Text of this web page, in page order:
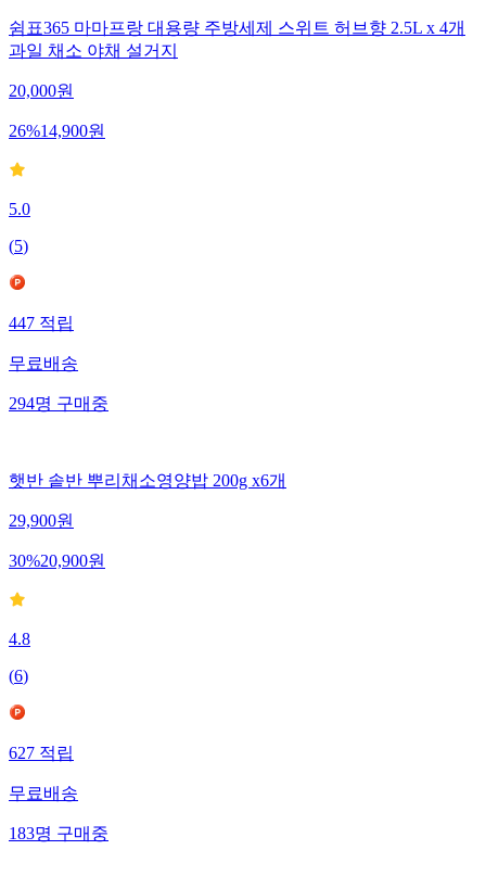
쉼표365 마마프랑 대용량 주방세제 스위트 허브향 2.5L x 4개
과일 채소 야채 설거지
20,000원
26%14,900원
5.0
(5)
447적립
무료배송
294명구매중
햇반 솥반 뿌리채소영양밥 200g x6개
29,900원
30%20,900원
4.8
(6)
627적립
무료배송
183명구매중